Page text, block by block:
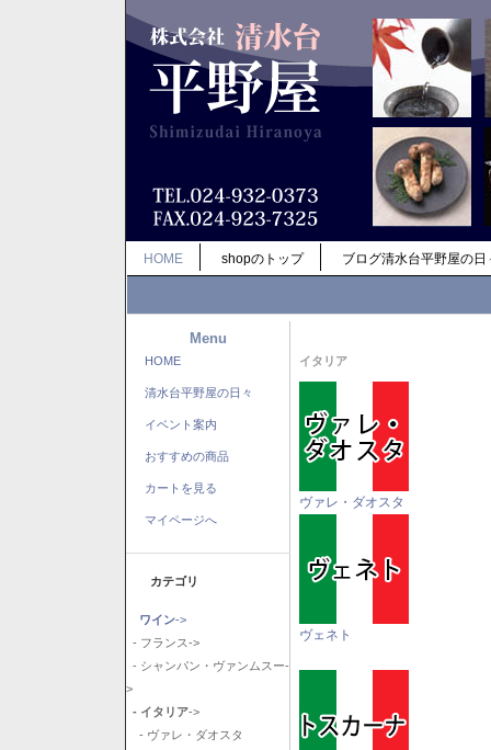
HOME shopのトップ ブログ清水台平野屋の日
Menu
HOME
清水台平野屋の日々
イベント案内
おすすめの商品
カートを見る
マイページへ
カテゴリ
ワイン->
- フランス->
- シャンパン・ヴァンムスー-
>
- イタリア->
- ヴァレ・ダオスタ
イタリア
ヴァレ・ダオスタ
ヴェネト